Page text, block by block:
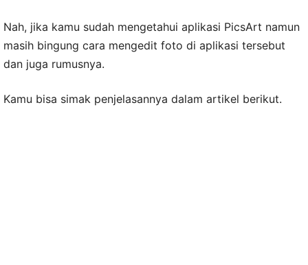
Nah, jika kamu sudah mengetahui aplikasi PicsArt namun
masih bingung cara mengedit foto di aplikasi tersebut
dan juga rumusnya.
Kamu bisa simak penjelasannya dalam artikel berikut.